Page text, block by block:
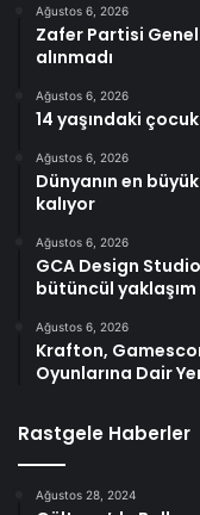
Ağustos 6, 2026
Zafer Partisi Genel
alınmadı
Ağustos 6, 2026
14 yaşındaki
Ağustos 6, 2026
Dünyanın en
kalıyor
Ağustos 6, 2026
GCA Design
bütüncül yaklaşım
Ağustos 6, 2026
Krafton,
Oyunlarına Dair
Rastgele Haberler
Ağustos 28, 2024